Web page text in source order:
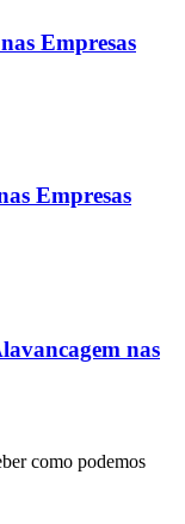
Empresas
Empresas
nas
como podemos